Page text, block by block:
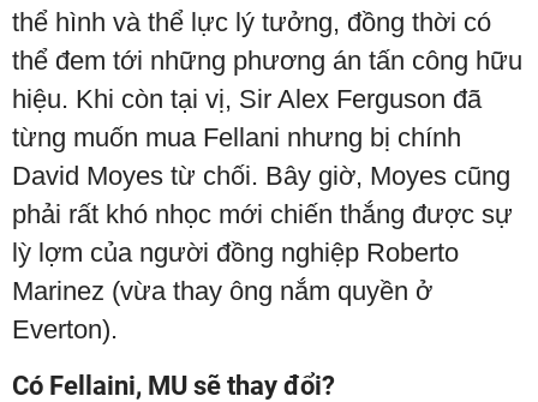
thể hình và thể lực lý tưởng, đồng thời có
thể đem tới những phương án tấn công hữu
hiệu. Khi còn tại vị, Sir Alex Ferguson đã
từng muốn mua Fellani nhưng bị chính
David Moyes từ chối. Bây giờ, Moyes cũng
phải rất khó nhọc mới chiến thắng được sự
lỳ lợm của người đồng nghiệp Roberto
Marinez (vừa thay ông nắm quyền ở
Everton).
Có Fellaini, MU sẽ thay đổi?